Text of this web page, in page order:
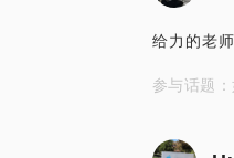
给力的老师
参与话题